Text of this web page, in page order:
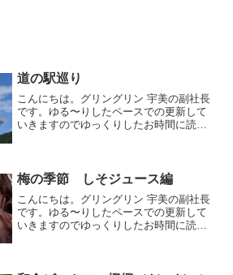
道の駅巡り
こんにちは。グリングリン 宇美の副社長
です。ゆる〜りしたペースでの更新して
いきますのでゆっくりしたお時間に読ん
ッとくせになる味「紅ショ...
梅の季節 しそジュース編
こんにちは。グリングリン 宇美の副社長
です。ゆる〜りしたペースでの更新して
いきますのでゆっくりしたお時間に読ん